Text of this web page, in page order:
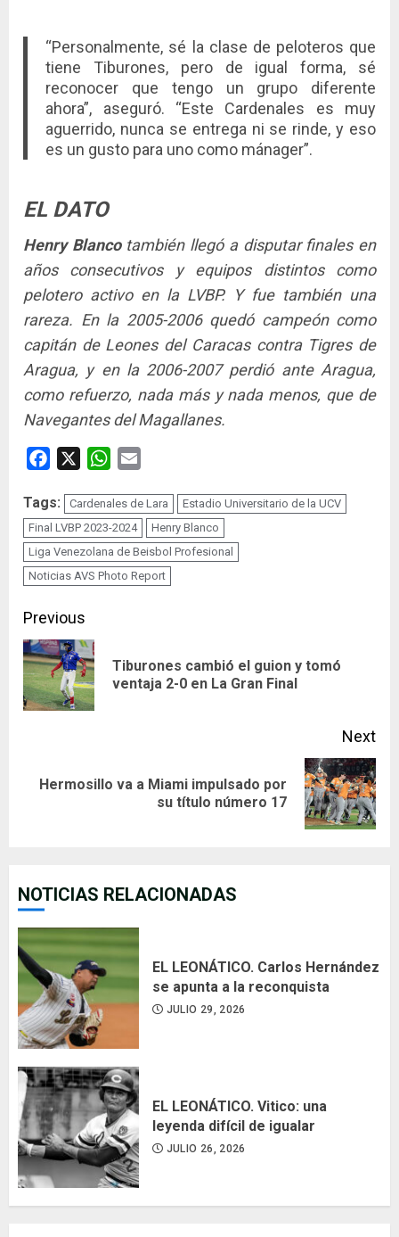
“Personalmente, sé la clase de peloteros que
tiene Tiburones, pero de igual forma, sé
reconocer que tengo un grupo diferente
ahora”, aseguró. “Este Cardenales es muy
aguerrido, nunca se entrega ni se rinde, y eso
es un gusto para uno como mánager”.
EL DATO
Henry Blancotambién llegó a disputar finales en
años consecutivos y equipos distintos como
pelotero activo en la LVBP. Y fue también una
rareza. En la 2005-2006 quedó campeón como
capitán de Leones del Caracas contra Tigres de
Aragua, y en la 2006-2007 perdió ante Aragua,
como refuerzo, nada más y nada menos, que de
Navegantes del Magallanes.
Facebook WhatsApp
Tags: Cardenales de Lara
Estadio Universitario de la UCV
Final LVBP 2023-2024
Henry Blanco
Liga Venezolana de Beisbol Profesional
Noticias AVS Photo Report
Continue
Reading
Previous
Tiburones cambió el guion y tomó
ventaja 2-0 en La Gran Final
Next
Next
Hermosillo va a Miami impulsado por
su título número 17
NOTICIAS RELACIONADAS
EL LEONÁTICO. Carlos Hernández
se apunta a la reconquista
JULIO 29, 2026
EL LEONÁTICO. Vitico: una
leyenda difícil de igualar
JULIO 26, 2026